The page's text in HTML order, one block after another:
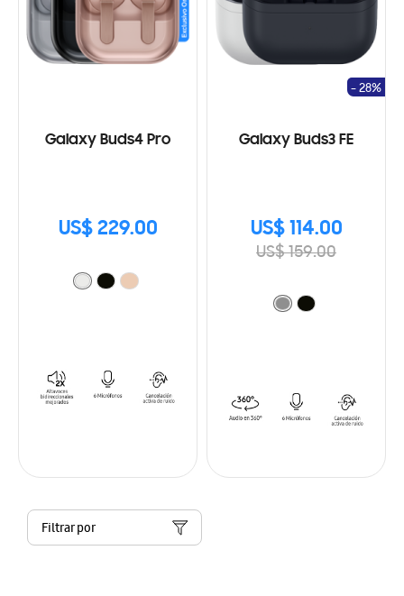
Galaxy Buds4 Pro
US$ 229.00
Galaxy Buds3 FE
US$ 114.00
US$ 159.00
- 28%
Filtrar por